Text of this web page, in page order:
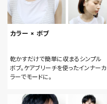
カラー × ボブ
乾かすだけで簡単に収まるシンプル
ボブ。ケアブリーチを使ったインナーカ
ラーでモードに。